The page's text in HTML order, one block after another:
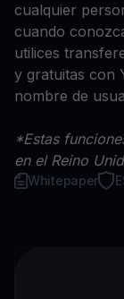
cualquier
cuando
utilices
y gratuitas con
nombre de
*Estas
en el Reino
Whitepaper